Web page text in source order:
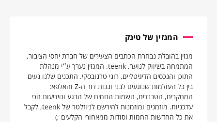
המגזין של טינק
מגזין בהובלת נבחרת הכתבים הצעירים של חברת יחסי הציבור,
המתמחה בשיווק לנוער, teenk. המגזין נערך ע״י מנהלת
התוכן והנכסים הדיגיטליים, רוני טרנובסקי. התכנים שלנו נעים
בין כל העולמות שנוגעים לבני ובנות דור ה-Z והאלפא:
המחקרים, הטרנדים, השמות החמים של הרגע והידיעות הכי
עדכניות. מוזמנים ומוזמנות להירשם לניוזלטר של teenk, לקבל
את כל החדשות החמות וסודות ממאחורי הקלעים ;)